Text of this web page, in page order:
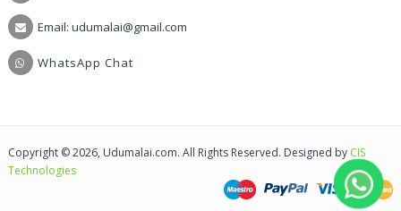
Email: udumalai@gmail.com
WhatsApp Chat
Copyright © 2026, Udumalai.com. All Rights Reserved. Designed by CIS
Technologies